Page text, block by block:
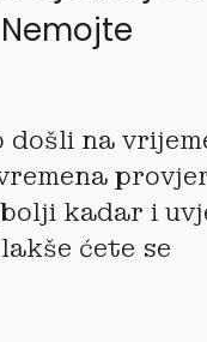
na
kadar i
ćete se